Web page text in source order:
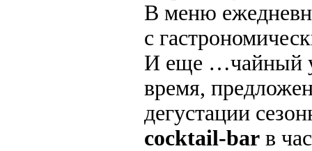
В меню
с
И еще …чайный
время,
дегустации
cocktail-bar в